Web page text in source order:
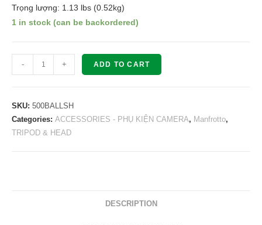
Trọng lượng: 1.13 lbs (0.52kg)
1 in stock (can be backordered)
chuyển
500BALLSH
100mm
Half
- + ADD TO CART
SKU: 500BALLSH
Categories: ACCESSORIES - PHỤ KIỆN CAMERA, Manfrotto,
TRIPOD & HEAD
DESCRIPTION